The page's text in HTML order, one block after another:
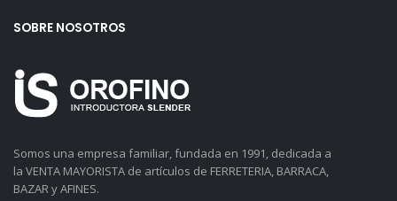
SOBRE NOSOTROS
Somos una empresa familiar, fundada en 1991, dedicada a
la VENTA MAYORISTA de artículos de FERRETERIA, BARRACA,
BAZAR y AFINES.